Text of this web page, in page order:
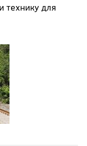
технику для